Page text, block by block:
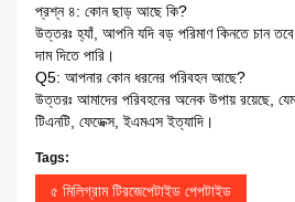
প্রশ্ন ৪: কোন ছাড় আছে কি?
উত্তরঃ হ্যাঁ, আপনি যদি বড় পরিমাণ কিনতে চান
দাম দিতে পারি।
Q5: আপনার কোন ধরনের পরিবহন আছে?
উত্তরঃ আমাদের পরিবহনের অনেক উপায় রয়েছে,
টিএনটি, ফেডেক্স, ইএমএস ইত্যাদি।
Tags:
৫ মিলিগ্রাম টিরজেপেটাইড পেপটাইড